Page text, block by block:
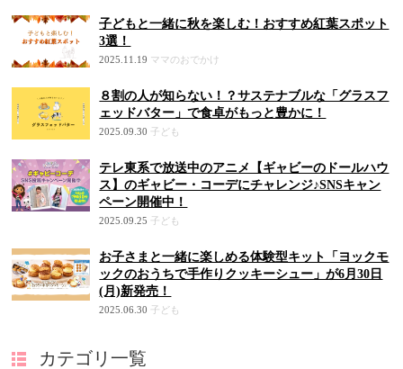
子どもと一緒に秋を楽しむ！おすすめ紅葉スポット
3選！
2025.11.19 ママのおでかけ
８割の人が知らない！？サステナブルな「グラスフ
ェッドバター」で食卓がもっと豊かに！
2025.09.30 子ども
テレ東系で放送中のアニメ【ギャビーのドールハウ
ス】のギャビー・コーデにチャレンジ♪SNSキャン
ペーン開催中！
2025.09.25 子ども
お子さまと一緒に楽しめる体験型キット「ヨックモ
ックのおうちで手作りクッキーシュー」が6月30日
(月)新発売！
2025.06.30 子ども
カテゴリ一覧